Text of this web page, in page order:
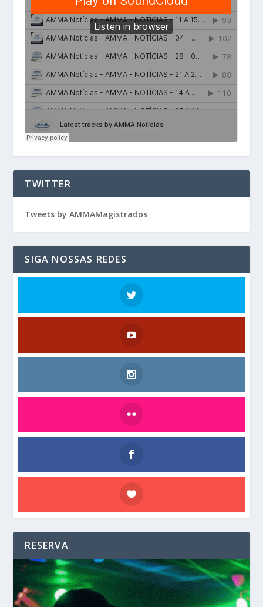
TWITTER
Tweets by AMMAMagistrados
SIGA NOSSAS REDES
RESERVA